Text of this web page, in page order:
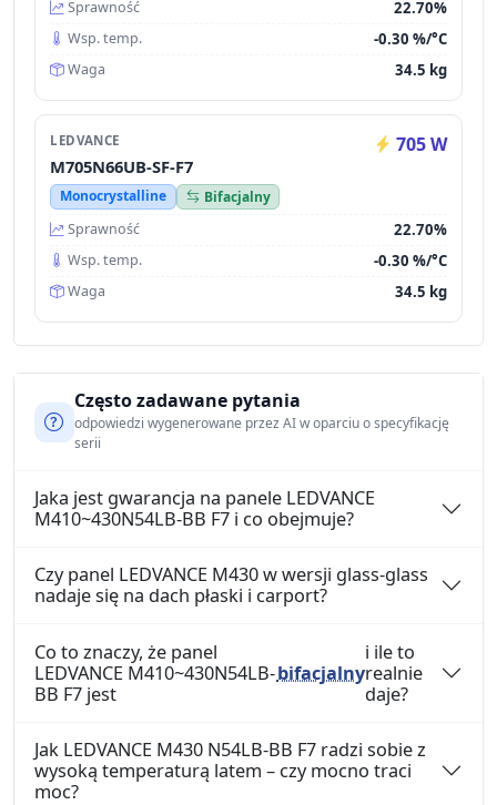
Sprawność
22.70%
Wsp. temp. -0.30 %/°C
Waga 34.5 kg
LEDVANCE 705 W
M705N66UB-SF-F7
Monocrystalline
Bifacjalny
Sprawność
22.70%
Wsp. temp. -0.30 %/°C
Waga 34.5 kg
Często zadawane pytania
odpowiedzi wygenerowane przez AI w oparciu o specyfikację
serii
Jaka jest gwarancja na panele LEDVANCE
M410~430N54LB-BB F7 i co obejmuje?
Czy panel LEDVANCE M430 w wersji glass-glass
nadaje się na dach płaski i carport?
Co to znaczy, że panel
LEDVANCE M410~430N54LB-
BB F7 jest
bifacjalny
i ile to
realnie
daje?
Jak LEDVANCE M430 N54LB-BB F7 radzi sobie z
wysoką temperaturą latem – czy mocno traci
moc?